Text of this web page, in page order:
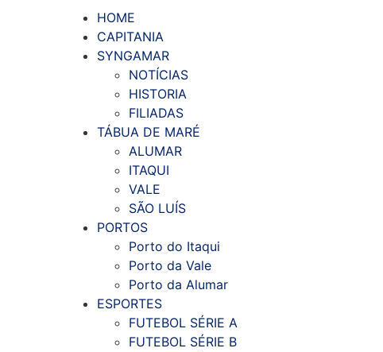
HOME
CAPITANIA
SYNGAMAR
NOTÍCIAS
HISTORIA
FILIADAS
TÁBUA DE MARÉ
ALUMAR
ITAQUI
VALE
SÃO LUÍS
PORTOS
Porto do Itaqui
Porto da Vale
Porto da Alumar
ESPORTES
FUTEBOL SÉRIE A
FUTEBOL SÉRIE B